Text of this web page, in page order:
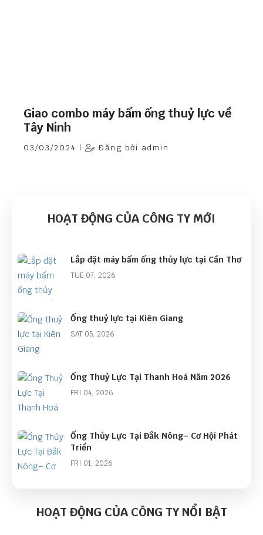
Giao combo máy bấm ống thuỷ lực về
Tây Ninh
03/03/2024 | Đăng bởi admin
HOẠT ĐỘNG CỦA CÔNG TY MỚI
Lắp đặt máy bấm ống thủy lực tại Cần Thơ
TUE 07, 2026
Ống thuỷ lực tại Kiên Giang
SAT 05, 2026
Ống Thuỷ Lực Tại Thanh Hoá Năm 2026
FRI 04, 2026
Ống Thủy Lực Tại Đắk Nông– Cơ Hội Phát
Triển
FRI 01, 2026
Cơ Hội Lớn Từ Làn Sóng Đầu Tư Công
THU 01, 2026
HOẠT ĐỘNG CỦA CÔNG TY NỔI BẬT